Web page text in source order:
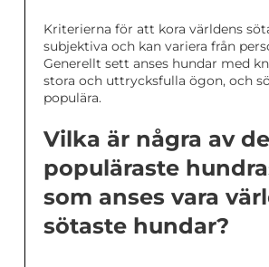
Kriterierna för att kora världens
subjektiva och kan variera från
Generellt sett anses hundar med
stora och uttrycksfulla ögon, och
populära.
Vilka är några av de
populäraste
som anses vara
sötaste hundar?